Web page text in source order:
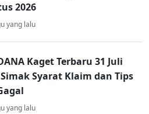
2026
yang lalu
Kaget Terbaru 31 Juli
Syarat Klaim dan Tips
yang lalu